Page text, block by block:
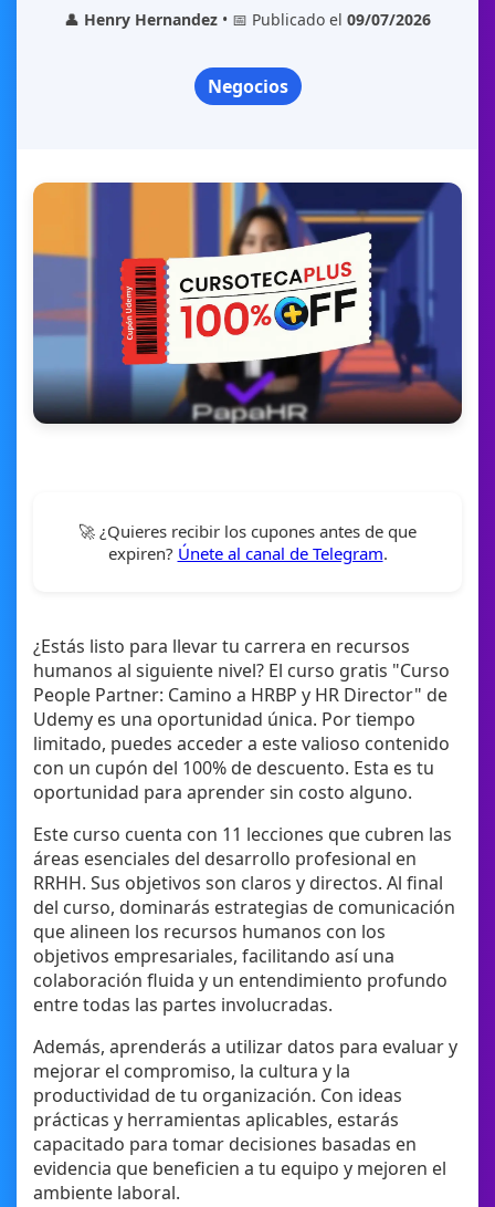
👤 Henry Hernandez • 📅 Publicado el 09/07/2026
Negocios
🚀 ¿Quieres recibir los cupones antes de que
expiren? Únete al canal de Telegram.
¿Estás listo para llevar tu carrera en recursos
humanos al siguiente nivel? El curso gratis "Curso
People Partner: Camino a HRBP y HR Director" de
Udemy es una oportunidad única. Por tiempo
limitado, puedes acceder a este valioso contenido
con un cupón del 100% de descuento. Esta es tu
oportunidad para aprender sin costo alguno.
Este curso cuenta con 11 lecciones que cubren las
áreas esenciales del desarrollo profesional en
RRHH. Sus objetivos son claros y directos. Al final
del curso, dominarás estrategias de comunicación
que alineen los recursos humanos con los
objetivos empresariales, facilitando así una
colaboración fluida y un entendimiento profundo
entre todas las partes involucradas.
Además, aprenderás a utilizar datos para evaluar y
mejorar el compromiso, la cultura y la
productividad de tu organización. Con ideas
prácticas y herramientas aplicables, estarás
capacitado para tomar decisiones basadas en
evidencia que beneficien a tu equipo y mejoren el
ambiente laboral.